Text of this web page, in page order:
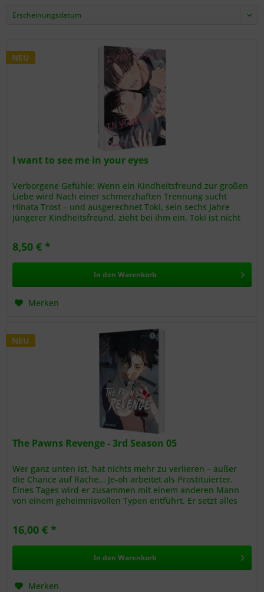
NEU
I want to see me in your eyes
Verborgene Gefühle: Wenn ein Kindheitsfreund zur großen
Liebe wird Nach einer schmerzhaften Trennung sucht
Hinata Trost – und ausgerechnet Toki, sein sechs Jahre
jüngerer Kindheitsfreund, zieht bei ihm ein. Toki ist nicht
8,50 € *
In den Warenkorb
Merken
NEU
The Pawns Revenge - 3rd Season 05
Wer ganz unten ist, hat nichts mehr zu verlieren – außer
die Chance auf Rache... Je-oh arbeitet als Prostituierter.
Eines Tages wird er zusammen mit einem anderen Mann
von einem geheimnisvollen Typen entführt. Er setzt alles
16,00 € *
In den Warenkorb
Merken